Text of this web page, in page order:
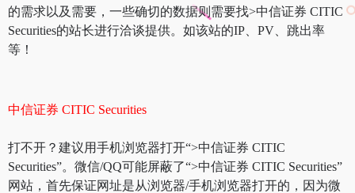
的需求以及需要，一些确切的数据则需要找>中信证券 CITIC
Securities的站长进行洽谈提供。如该站的IP、PV、跳出率
等！
中信证券 CITIC Securities
打不开？建议用手机浏览器打开“>中信证券 CITIC
Securities”。微信/QQ可能屏蔽了“>中信证券 CITIC Securities”
网站，首先保证网址是从浏览器/手机浏览器打开的，因为微